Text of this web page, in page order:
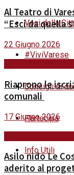
Voci dalla
#ViviVarese
Consigli di
Partecipa
Info Utili
Al Teatro di
“Esci da quella
22 Giugno 2026
Riaprono le
comunali
17 Giugno 2026
Asilo nido Le
aderito al